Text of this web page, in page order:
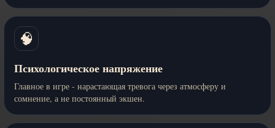
🧠
Психологическое напряжение
Главное в игре - нарастающая тревога через атмосферу и
сомнение, а не постоянный экшен.